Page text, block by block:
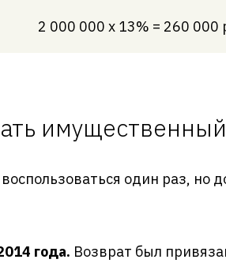
2 000 000 х 13% = 260 000
один раз, но
года. Возврат был